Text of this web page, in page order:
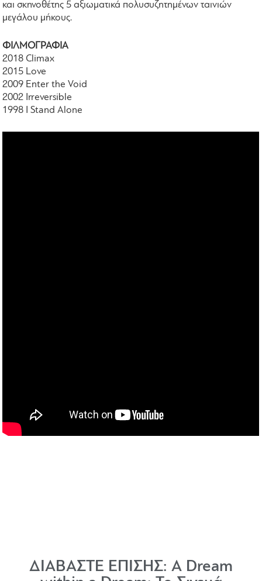
και σκηνοθέτης 5 αξιωματικά πολυσυζητημένων ταινιών
μεγάλου μήκους.
ΦΙΛΜΟΓΡΑΦΙΑ
2018 Climax
2015 Love
2009 Enter the Void
2002 Irreversible
1998 I Stand Alone
ΔΙΑΒΑΣΤΕ ΕΠΙΣΗΣ: A Dream